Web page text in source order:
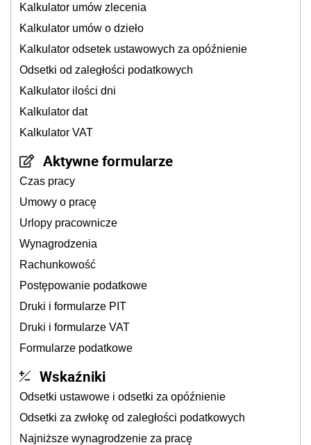
Kalkulator umów zlecenia
Kalkulator umów o dzieło
Kalkulator odsetek ustawowych za opóźnienie
Odsetki od zaległości podatkowych
Kalkulator ilości dni
Kalkulator dat
Kalkulator VAT
Aktywne formularze
Czas pracy
Umowy o pracę
Urlopy pracownicze
Wynagrodzenia
Rachunkowość
Postępowanie podatkowe
Druki i formularze PIT
Druki i formularze VAT
Formularze podatkowe
Wskaźniki
Odsetki ustawowe i odsetki za opóźnienie
Odsetki za zwłokę od zaległości podatkowych
Najniższe wynagrodzenie za pracę